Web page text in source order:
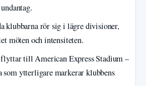
klubbarna rör sig i lägre divisioner,
möten och intensiteten.
till American Express Stadium –
som ytterligare markerar klubbens